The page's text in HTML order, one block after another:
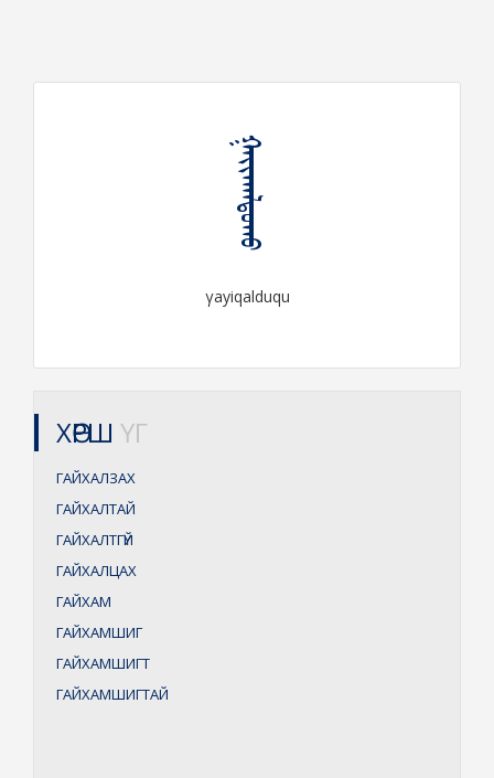
ᠭᠠᠶᠢᠬᠠᠯᠳᠤᠬᠤ
γayiqalduqu
ХӨРШ ҮГ
ГАЙХАЛЗАХ
ГАЙХАЛТАЙ
ГАЙХАЛТГҮЙ
ГАЙХАЛЦАХ
ГАЙХАМ
ГАЙХАМШИГ
ГАЙХАМШИГТ
ГАЙХАМШИГТАЙ